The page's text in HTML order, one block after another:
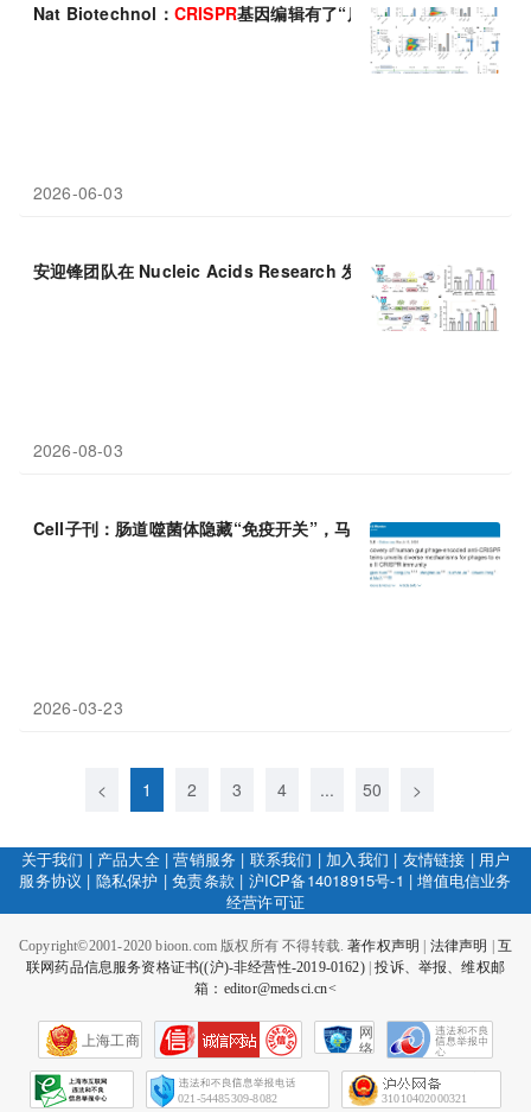
Nat Biotechnol： CRISPR基因编辑有了“质检员”，新平台
2026-06-03
安迎锋团队在 Nucleic Acids Research 发表光控CRISPR多层
2026-08-03
Cell子刊：肠道噬菌体隐藏“免疫开关”，马迎飞团队揭示全新抗
2026-03-23
< 1 2 3 4 ... 50 >
关于我们 | 产品大全|营销服务 | 联系我们 | 加入我们 | 友情链接 | 用户
服务协议 | 隐私保护 |免责条款 | 沪ICP备14018915号-1 |增值电信业务
经营许可证
Copyright©2001-2020 bioon.com 版权所有 不得转载.著作权声明 法律声明
互
联网药品信息服务资格证书((沪)-非经营性-2019-0162)|投诉、举报、维权邮
箱：editor@medsci.cn<
上海工商
网
络
会
征
021-54485309-8082 31010402000321